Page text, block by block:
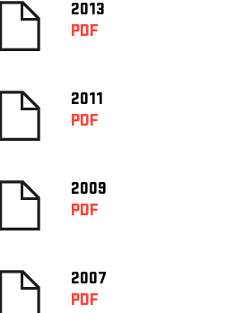
2013
PDF
2011
PDF
2009
PDF
2007
PDF